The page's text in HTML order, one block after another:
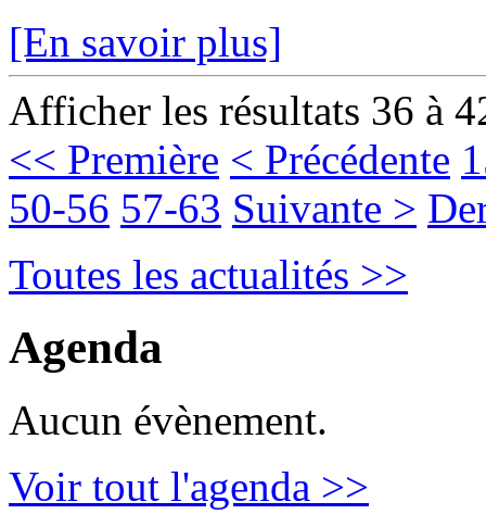
[En savoir plus]
Afficher les résultats 36 à
<< Première < Précédente
50-56 57-63 Suivante >
Toutes les actualités >>
Agenda
Aucun évènement.
Voir tout l'agenda >>